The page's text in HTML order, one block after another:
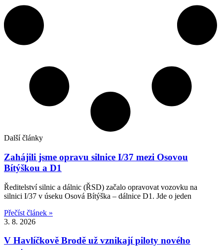
Další články
Zahájili jsme opravu silnice I/37 mezi Osovou
Bítýškou a D1
Ředitelství silnic a dálnic (ŘSD) začalo opravovat vozovku na
silnici I/37 v úseku Osová Bítýška – dálnice D1. Jde o jeden
Přečíst článek »
3. 8. 2026
V Havlíčkově Brodě už vznikají piloty nového